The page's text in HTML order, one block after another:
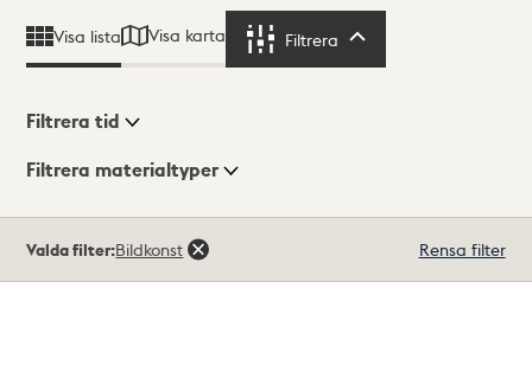
Visa lista Visa karta Filtrera
Visningsläge
Filtrera tid
Filtrera materialtyper
träffar
Valda filter:Bildkonst Rensa filter